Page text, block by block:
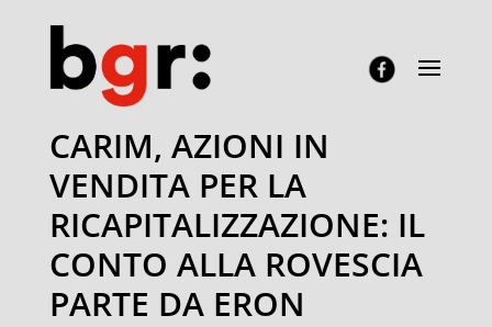
CARIM, AZIONI IN
VENDITA PER LA
RICAPITALIZZAZIONE: IL
CONTO ALLA ROVESCIA
PARTE DA ERON